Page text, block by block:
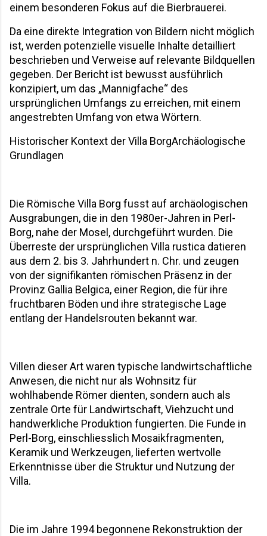
einem besonderen Fokus auf die Bierbrauerei.
Da eine direkte Integration von Bildern nicht möglich
ist, werden potenzielle visuelle Inhalte detailliert
beschrieben und Verweise auf relevante Bildquellen
gegeben. Der Bericht ist bewusst ausführlich
konzipiert, um das „Mannigfache“ des
ursprünglichen Umfangs zu erreichen, mit einem
angestrebten Umfang von etwa Wörtern.
Historischer Kontext der Villa BorgArchäologische
Grundlagen
Die Römische Villa Borg fusst auf archäologischen
Ausgrabungen, die in den 1980er-Jahren in Perl-
Borg, nahe der Mosel, durchgeführt wurden. Die
Überreste der ursprünglichen Villa rustica datieren
aus dem 2. bis 3. Jahrhundert n. Chr. und zeugen
von der signifikanten römischen Präsenz in der
Provinz Gallia Belgica, einer Region, die für ihre
fruchtbaren Böden und ihre strategische Lage
entlang der Handelsrouten bekannt war.
Villen dieser Art waren typische landwirtschaftliche
Anwesen, die nicht nur als Wohnsitz für
wohlhabende Römer dienten, sondern auch als
zentrale Orte für Landwirtschaft, Viehzucht und
handwerkliche Produktion fungierten. Die Funde in
Perl-Borg, einschliesslich Mosaikfragmenten,
Keramik und Werkzeugen, lieferten wertvolle
Erkenntnisse über die Struktur und Nutzung der
Villa.
Die im Jahre 1994 begonnene Rekonstruktion der